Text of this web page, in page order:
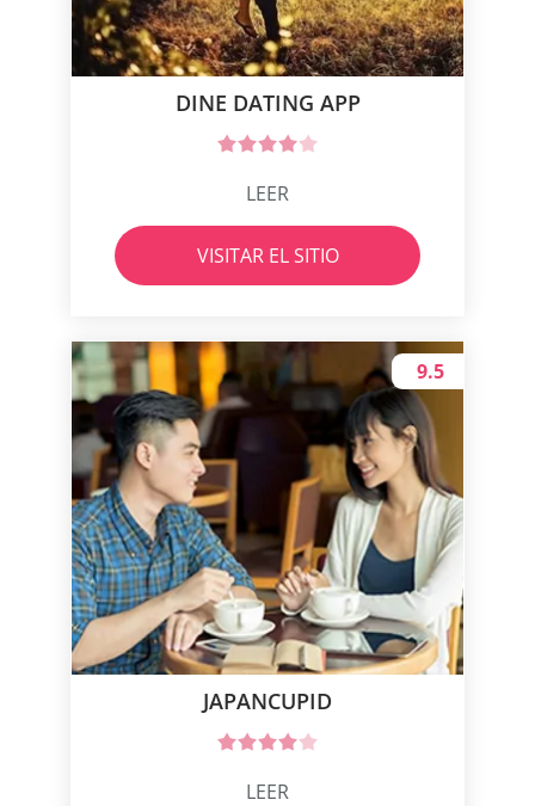
DINE DATING APP
LEER
VISITAR EL SITIO
JAPANCUPID
9.5
LEER